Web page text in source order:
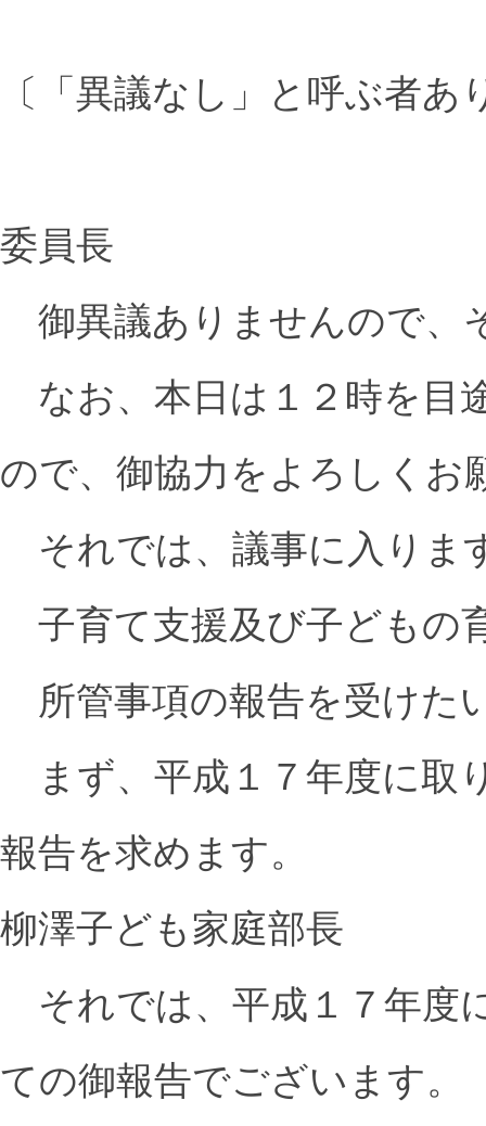
〔「異議なし」と呼ぶ者あ
委員長
御異議ありませんので、
なお、本日は１２時を目
ので、御協力をよろしくお
それでは、議事に入りま
子育て支援及び子どもの
所管事項の報告を受けた
まず、平成１７年度に取
報告を求めます。
柳澤子ども家庭部長
それでは、平成１７年度
ての御報告でございます。